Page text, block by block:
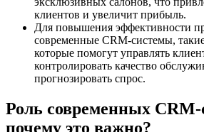
клиентов и увеличит прибыль.
Для повышения эффективности
современные CRM-системы,
которые помогут управлять
контролировать качество
прогнозировать спрос.
Роль современных CRM-
почему это важно?